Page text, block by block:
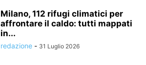
Milano, 112 rifugi climatici per
affrontare il caldo: tutti mappati
in...
redazione - 31 Luglio 2026